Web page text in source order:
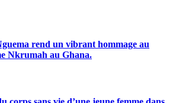
rend un vibrant hommage au
Nkrumah au Ghana.